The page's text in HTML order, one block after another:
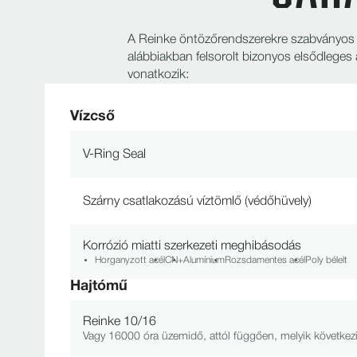
A Reinke öntözőrendszerekre
alábbiakban felsorolt bizonyos
vonatkozik:
Vízcső
V-Ring Seal
Szárny csatlakozású víztömlő (védőhüvely)
Korrózió miatti szerkezeti meghibásodás
Horganyzott acélCN+AlumíniumRozsdamentes acél Poly bélelt
Hajtómű
Reinke 10/16
Vagy 16000 óra üzemidő, attól függően, melyik